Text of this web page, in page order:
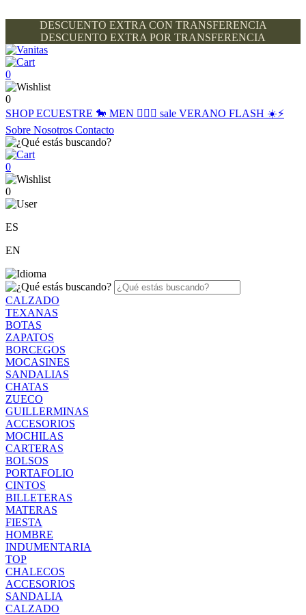
DESCUENTO EXTRA CON TRANSFERENCIA
DESCUENTO EXTRA POR TRANSFERENCIA
0
0
SHOPECUESTRE 🐎 MEN 🙋🏽‍♂️ sale VERANO FLASH ☀️⚡️
Sobre Nosotros Contacto
0
0
ES
EN
CALZADO
TEXANAS
BOTAS
ZAPATOS
BORCEGOS
MOCASINES
SANDALIAS
CHATAS
ZUECO
GUILLERMINAS
ACCESORIOS
MOCHILAS
CARTERAS
BOLSOS
PORTAFOLIO
CINTOS
BILLETERAS
MATERAS
FIESTA
HOMBRE
INDUMENTARIA
TOP
CHALECOS
ACCESORIOS
SANDALIA
CALZADO